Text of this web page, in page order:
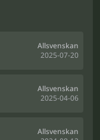
Allsvenskan
2025-07-20
Allsvenskan
2025-04-06
Allsvenskan